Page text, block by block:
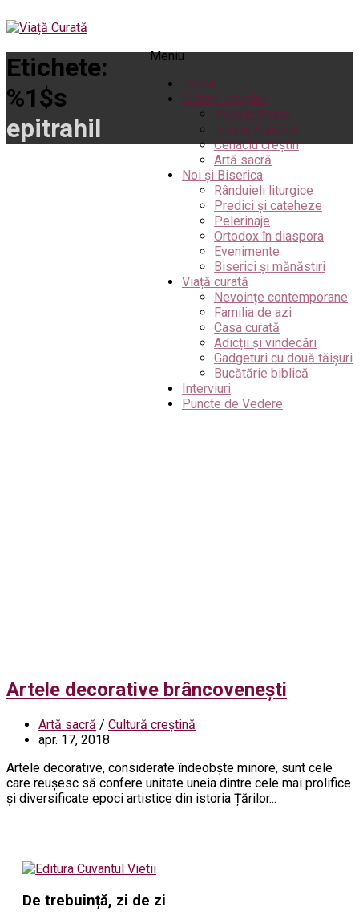
Meniu
Home
Cultură creștină
Pateric Atonit
Istoria Bisericii
Cenaclu creștin
Artă sacră
Noi și Biserica
Rânduieli liturgice
Predici și cateheze
Pelerinaje
Ortodox în diaspora
Evenimente
Biserici și mănăstiri
Viață curată
Nevoințe contemporane
Familia de azi
Casa curată
Adicții și vindecări
Gadgeturi cu două tăișuri
Bucătărie biblică
Interviuri
Puncte de Vedere
Etichete:
%1$s
epitrahil
Artele decorative brâncovenești
Artă sacră / Cultură creștină
apr. 17, 2018
Artele decorative, considerate îndeobște minore, sunt cele
care reușesc să confere unitate uneia dintre cele mai prolifice
și diversificate epoci artistice din istoria Țărilor...
De trebuință, zi de zi